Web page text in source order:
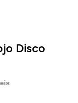
Disco